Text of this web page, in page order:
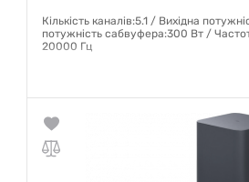
Кількість каналів:5.1 / Вихідна
потужність сабвуфера:300 Вт /
20000 Гц